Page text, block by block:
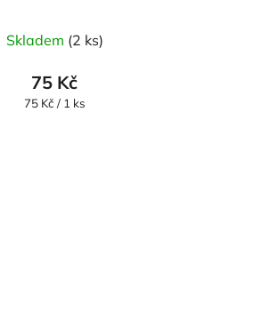
Skladem (2 ks)
75 Kč
Měrná
75 Kč / 1 ks